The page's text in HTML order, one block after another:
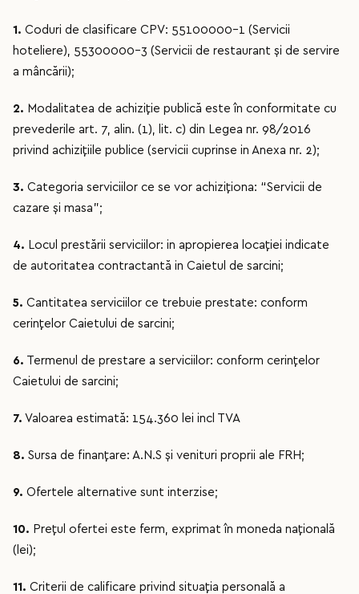
1. Coduri de clasificare CPV: 55100000-1 (Servicii
hoteliere), 55300000-3 (Servicii de restaurant şi de servire
a mâncării);
2. Modalitatea de achiziţie publică este în conformitate cu
prevederile art. 7, alin. (1), lit. c) din Legea nr. 98/2016
privind achizițiile publice (servicii cuprinse in Anexa nr. 2);
3. Categoria serviciilor ce se vor achiziţiona: “Servicii de
cazare și masa”;
4. Locul prestării serviciilor: in apropierea locaţiei indicate
de autoritatea contractantă in Caietul de sarcini;
5. Cantitatea serviciilor ce trebuie prestate: conform
cerințelor Caietului de sarcini;
6. Termenul de prestare a serviciilor: conform cerințelor
Caietului de sarcini;
7. Valoarea estimată: 154.360 lei incl TVA
8. Sursa de finanţare: A.N.S și venituri proprii ale FRH;
9. Ofertele alternative sunt interzise;
10. Preţul ofertei este ferm, exprimat în moneda naţională
(lei);
11. Criterii de calificare privind situaţia personală a